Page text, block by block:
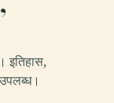
इतिहास,